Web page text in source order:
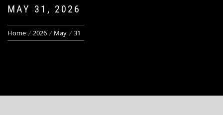
MAY 31, 2026
Home 2026 May 31